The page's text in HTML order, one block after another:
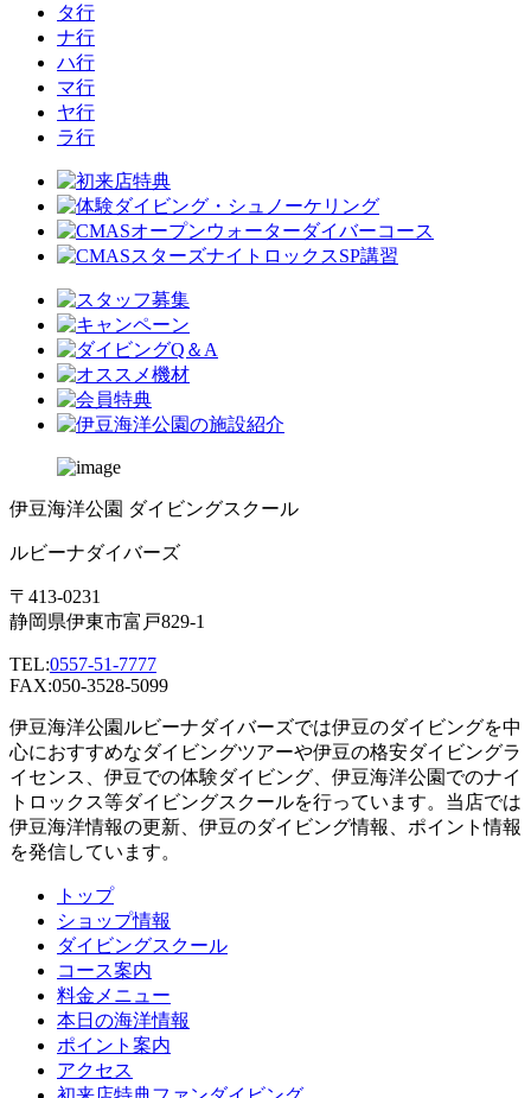
タ行
ナ行
ハ行
マ行
ヤ行
ラ行
伊豆海洋公園 ダイビングスクール
ルビーナダイバーズ
〒413-0231
静岡県伊東市富戸829-1
TEL:0557-51-7777
FAX:050-3528-5099
伊豆海洋公園ルビーナダイバーズでは伊豆のダイビングを中
心におすすめなダイビングツアーや伊豆の格安ダイビングラ
イセンス、伊豆での体験ダイビング、伊豆海洋公園でのナイ
トロックス等ダイビングスクールを行っています。当店では
伊豆海洋情報の更新、伊豆のダイビング情報、ポイント情報
を発信しています。
トップ
ショップ情報
ダイビングスクール
コース案内
料金メニュー
本日の海洋情報
ポイント案内
アクセス